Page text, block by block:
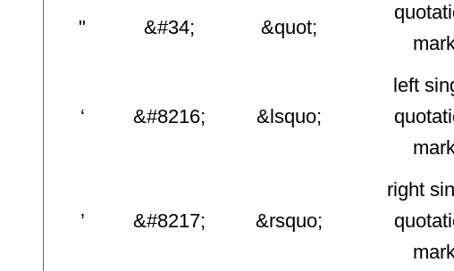
" &#34; &quot;
‘ &#8216; &lsquo;
left
’ &#8217; &rsquo;
right